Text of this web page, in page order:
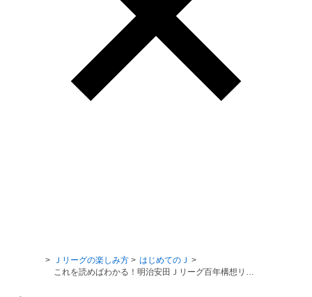
Ｊリーグ TOP
Ｊリーグの楽しみ方
はじめてのＪ